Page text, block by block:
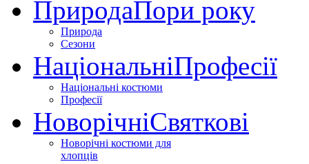
ПриродаПори року
Природа
Сезони
НаціональніПрофесії
Національні костюми
Професії
НоворічніСвяткові
Новорічні костюми для
хлопців